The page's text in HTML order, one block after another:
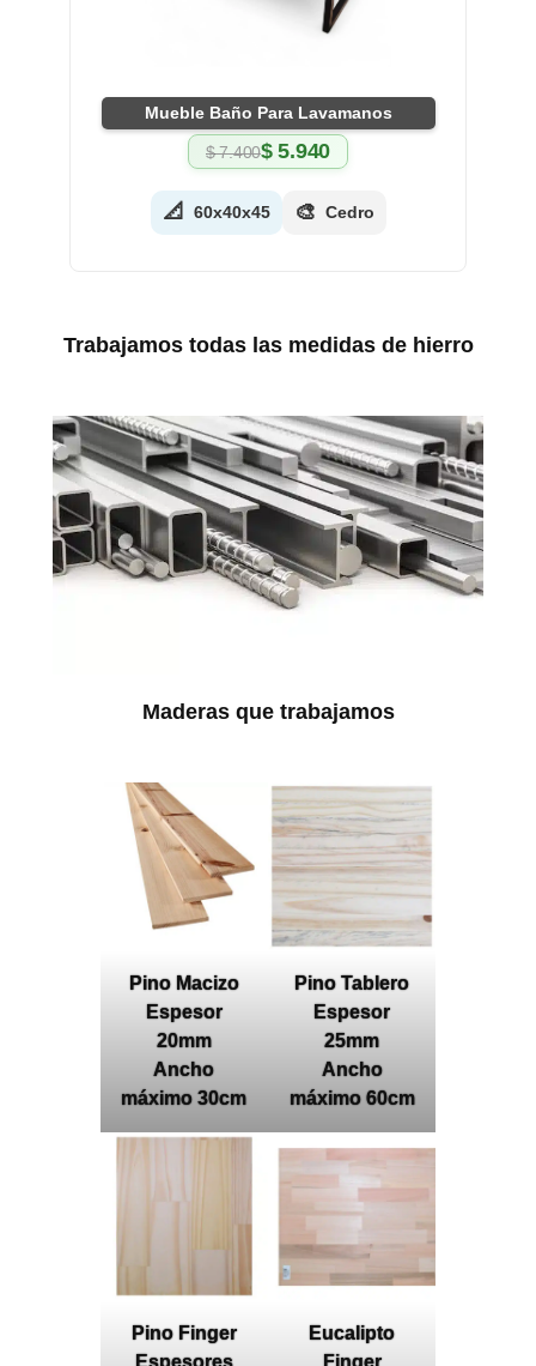
Mueble Baño Para Lavamanos
$7.400 El
original
era:
$5.940
El
actual
es:
📐 60x40x45 🎨 Cedro
Trabajamos todas las medidas de hierro
Maderas que trabajamos
Pino Macizo
Espesor
20mm
Ancho
máximo 30cm
Pino Tablero
Espesor
25mm
Ancho
máximo 60cm
Pino Finger
Eucalipto